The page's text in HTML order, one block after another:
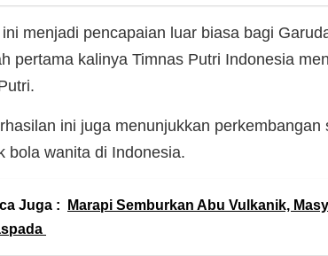
menjadi pencapaian luar biasa bagi
pertama kalinya Timnas Putri Indonesia
ini juga menunjukkan
bola wanita di Indonesia.
Juga :
Marapi Semburkan Abu Vulkanik,